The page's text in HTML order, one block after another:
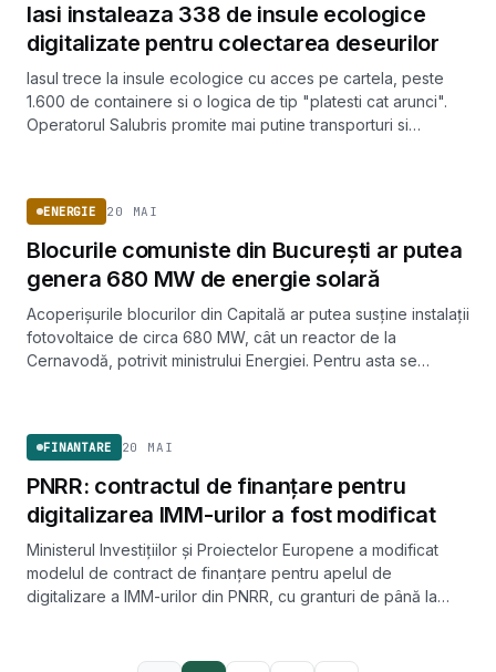
Iasi instaleaza 338 de insule ecologice
digitalizate pentru colectarea deseurilor
Iasul trece la insule ecologice cu acces pe cartela, peste
1.600 de containere si o logica de tip "platesti cat arunci".
Operatorul Salubris promite mai putine transporturi si
ENERGIE 20 MAI
Blocurile comuniste din București ar putea
genera 680 MW de energie solară
Acoperișurile blocurilor din Capitală ar putea susține instalații
fotovoltaice de circa 680 MW, cât un reactor de la
Cernavodă, potrivit ministrului Energiei. Pentru asta se
FINANTARE 20 MAI
PNRR: contractul de finanțare pentru
digitalizarea IMM-urilor a fost modificat
Ministerul Investițiilor și Proiectelor Europene a modificat
modelul de contract de finanțare pentru apelul de
digitalizare a IMM-urilor din PNRR, cu granturi de până la